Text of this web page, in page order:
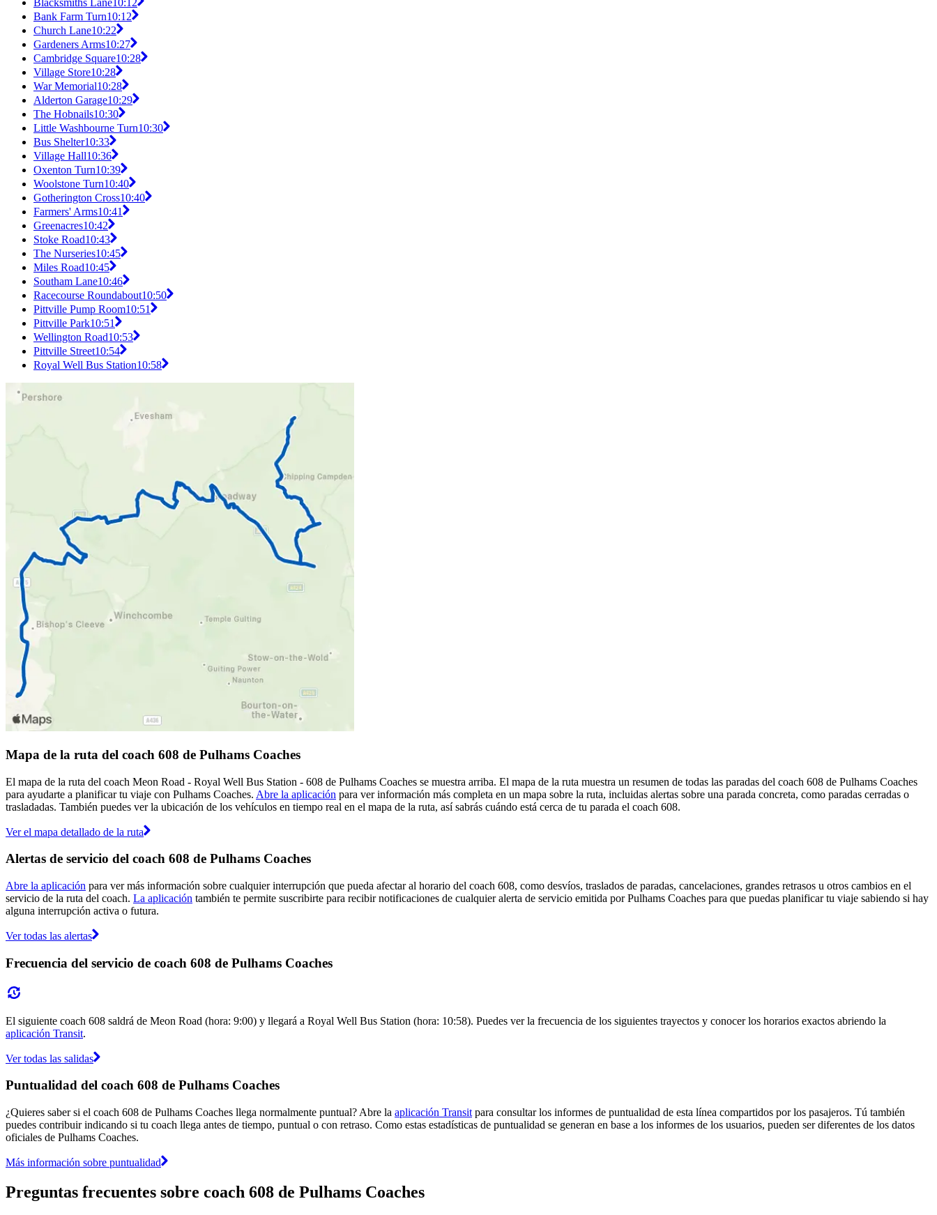
Blacksmiths Lane10:12
Bank Farm Turn10:12
Church Lane10:22
Gardeners Arms10:27
Cambridge Square10:28
Village Store10:28
War Memorial10:28
Alderton Garage10:29
The Hobnails10:30
Little Washbourne Turn10:30
Bus Shelter10:33
Village Hall10:36
Oxenton Turn10:39
Woolstone Turn10:40
Gotherington Cross10:40
Farmers' Arms10:41
Greenacres10:42
Stoke Road10:43
The Nurseries10:45
Miles Road10:45
Southam Lane10:46
Racecourse Roundabout10:50
Pittville Pump Room10:51
Pittville Park10:51
Wellington Road10:53
Pittville Street10:54
Royal Well Bus Station10:58
Mapa de la ruta del coach 608 de Pulhams Coaches
El mapa de la ruta del coach Meon Road - Royal Well Bus Station - 608 de Pulhams Coaches se muestra arriba. El mapa de la ruta muestra un resumen de todas las paradas del coach 608 de Pulhams Coaches
para ayudarte a planificar tu viaje con Pulhams Coaches. Abre la aplicación para ver información más completa en un mapa sobre la ruta, incluidas alertas sobre una parada concreta, como paradas cerradas o
trasladadas. También puedes ver la ubicación de los vehículos en tiempo real en el mapa de la ruta, así sabrás cuándo está cerca de tu parada el coach 608.
Ver el mapa detallado de la ruta
Alertas de servicio del coach 608 de Pulhams Coaches
Abre la aplicación para ver más información sobre cualquier interrupción que pueda afectar al horario del coach 608, como desvíos, traslados de paradas, cancelaciones, grandes retrasos u otros cambios en el
servicio de la ruta del coach. La aplicación también te permite suscribirte para recibir notificaciones de cualquier alerta de servicio emitida por Pulhams Coaches para que puedas planificar tu viaje sabiendo si hay
alguna interrupción activa o futura.
Ver todas las alertas
Frecuencia del servicio de coach 608 de Pulhams Coaches
El siguiente coach 608 saldrá de Meon Road (hora: 9:00) y llegará a Royal Well Bus Station (hora: 10:58). Puedes ver la frecuencia de los siguientes trayectos y conocer los horarios exactos abriendo la
aplicación Transit.
Ver todas las salidas
Puntualidad del coach 608 de Pulhams Coaches
¿Quieres saber si el coach 608 de Pulhams Coaches llega normalmente puntual? Abre la aplicación Transit para consultar los informes de puntualidad de esta línea compartidos por los pasajeros. Tú también
puedes contribuir indicando si tu coach llega antes de tiempo, puntual o con retraso. Como estas estadísticas de puntualidad se generan en base a los informes de los usuarios, pueden ser diferentes de los datos
oficiales de Pulhams Coaches.
Más información sobre puntualidad
Preguntas frecuentes sobre coach 608 de Pulhams Coaches